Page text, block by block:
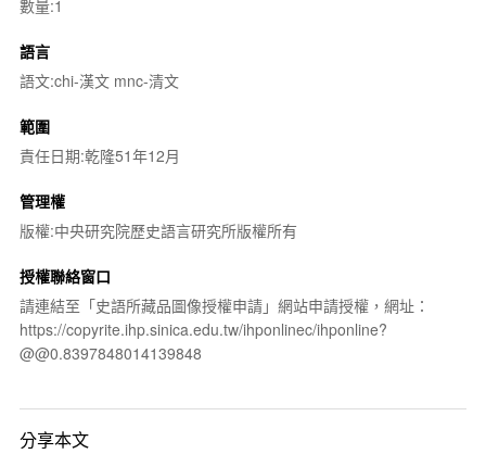
數量:1
語言
語文:chi-漢文 mnc-清文
範圍
責任日期:乾隆51年12月
管理權
版權:中央研究院歷史語言研究所版權所有
授權聯絡窗口
請連結至「史語所藏品圖像授權申請」網站申請授權，網址：
https://copyrite.ihp.sinica.edu.tw/ihponlinec/ihponline?
@@0.8397848014139848
分享本文